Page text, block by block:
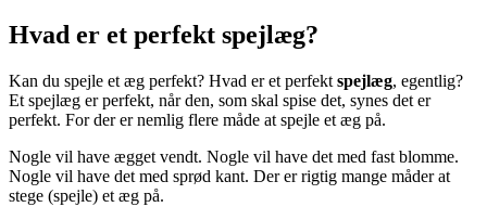
Hvad er et perfekt spejlæg?
Kan du spejle et æg perfekt? Hvad er et perfekt spejlæg, egentlig?
Et spejlæg er perfekt, når den, som skal spise det, synes det er
perfekt. For der er nemlig flere måde at spejle et æg på.
Nogle vil have ægget vendt. Nogle vil have det med fast blomme.
Nogle vil have det med sprød kant. Der er rigtig mange måder at
stege (spejle) et æg på.